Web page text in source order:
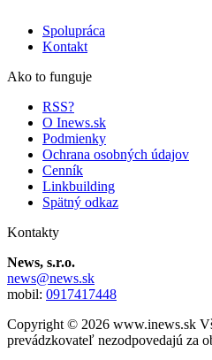
Spolupráca
Kontakt
Ako to funguje
RSS?
O Inews.sk
Podmienky
Ochrana osobných údajov
Cenník
Linkbuilding
Spätný odkaz
Kontakty
News, s.r.o.
news@news.sk
mobil: 0917417448
Copyright © 2026 www.inews.sk
prevádzkovateľ nezodpovedajú za